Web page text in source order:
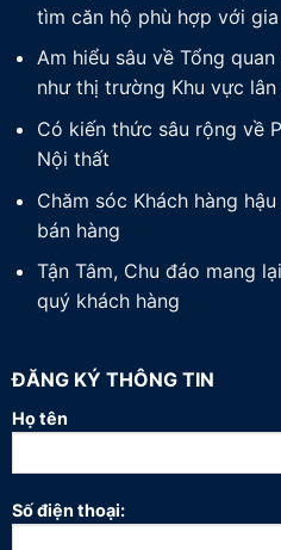
tìm căn hộ phù hợp với
Am hiểu sâu về Tổng
như thị trường Khu vực lân
Có kiến thức sâu rộng về
Nội thất
Chăm sóc Khách hàng
bán hàng
Tận Tâm, Chu đáo mang
quý khách hàng
ĐĂNG KÝ THÔNG TIN
Họ tên
Số điện thoại: